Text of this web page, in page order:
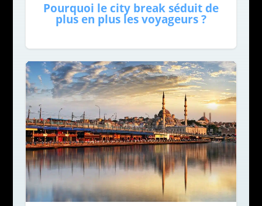
Pourquoi le city break séduit de
plus en plus les voyageurs ?